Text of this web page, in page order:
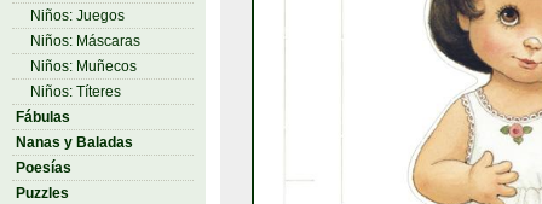
Niños: Juegos
Niños: Máscaras
Niños: Muñecos
Niños: Títeres
Fábulas
Nanas y Baladas
Poesías
Puzzles